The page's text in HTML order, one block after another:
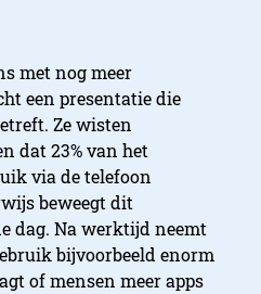
met nog meer
een presentatie die
Ze wisten
dat 23% van het
via de telefoon
beweegt dit
dag. Na werktijd neemt
bijvoorbeeld enorm
of mensen meer apps